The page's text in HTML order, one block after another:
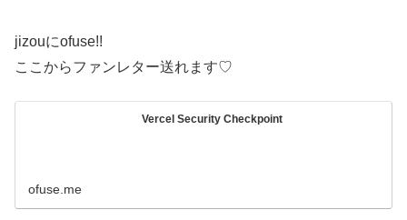
jizouにofuse!!
ここからファンレター送れます♡
Vercel Security Checkpoint
ofuse.me